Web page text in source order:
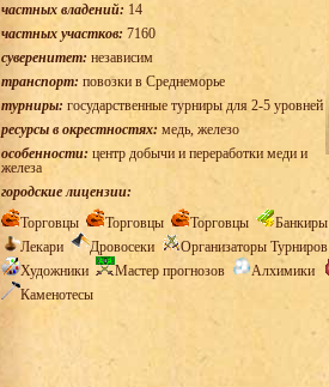
частных владений: 14
частных участков: 7160
суверенитет: независим
транспорт: повозки в Среднеморье
турниры: государственные турниры для 2-5 уровней
ресурсы в окрестностях: медь, железо
особенности: центр добычи и переработки меди и
железа
городские лицензии:
Торговцы
Торговцы Торговцы Банкиры
Лекари
Дровосеки Организаторы Турниров
Художники
Мастер прогнозов Алхимики
Каменотесы